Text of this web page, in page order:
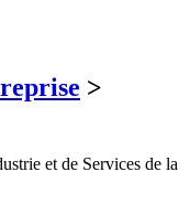
>
et de Services de la